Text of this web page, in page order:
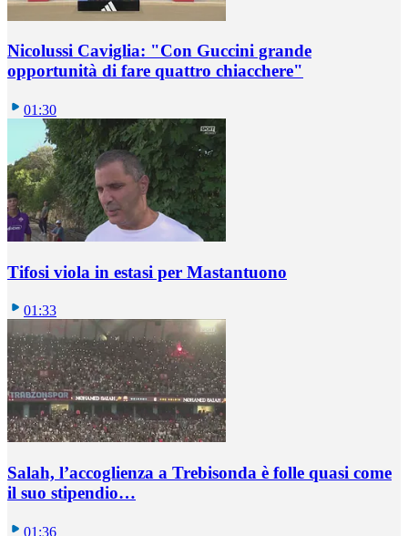
Nicolussi Caviglia: "Con Guccini grande
opportunità di fare quattro chiacchere"
01:30
Tifosi viola in estasi per Mastantuono
01:33
Salah, l’accoglienza a Trebisonda è folle quasi come
il suo stipendio…
01:36